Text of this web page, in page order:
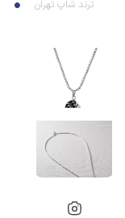
ترند شاپ تهران